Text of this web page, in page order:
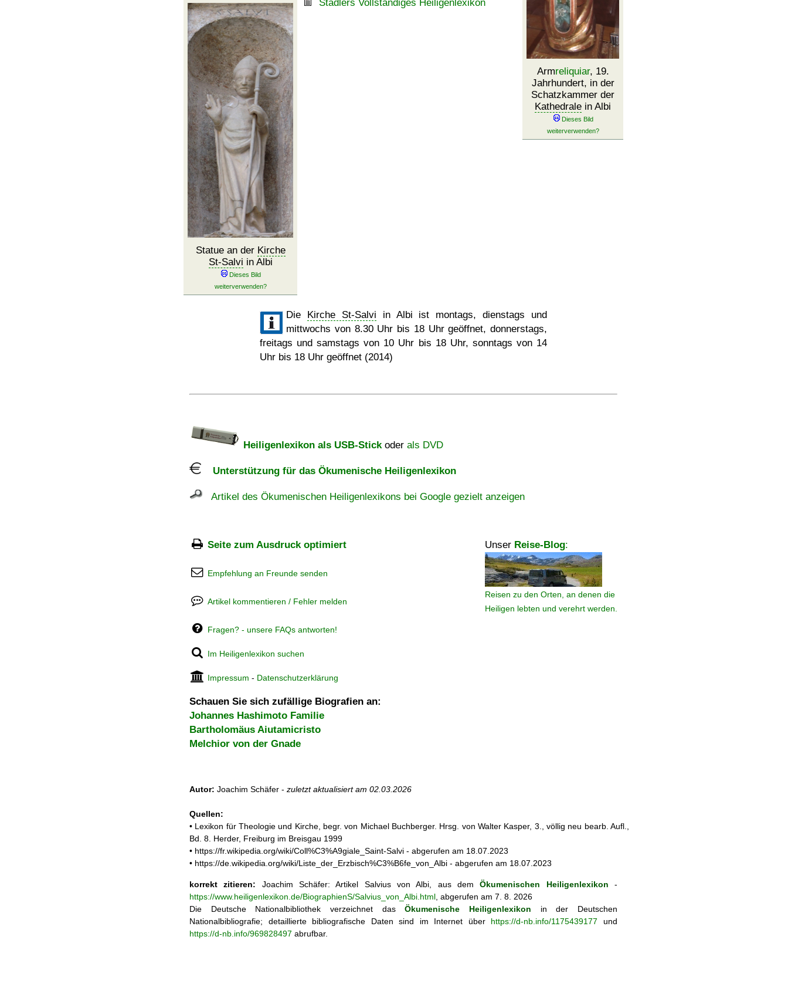
Armreliquiar, 19.
Jahrhundert, in der
Schatzkammer der
Kathedrale in Albi
Statue an der Kirche
St-Salvi in Albi
Stadlers Vollständiges Heiligenlexikon
Die Kirche St-Salvi in Albi ist montags, dienstags und
mittwochs von 8.30 Uhr bis 18 Uhr geöffnet, donnerstags,
freitags und samstags von 10 Uhr bis 18 Uhr, sonntags von 14
Uhr bis 18 Uhr geöffnet (2014)
Heiligenlexikon als USB-Stickoder als DVD
Unterstützung für das Ökumenische Heiligenlexikon
Artikel des Ökumenischen Heiligenlexikons bei Google gezielt anzeigen
Seite zum Ausdruck optimiert Unser Reise-Blog:
Reisen zu den Orten, an denen die
Heiligen lebten und verehrt werden.
Empfehlung an Freunde senden
Artikel kommentieren / Fehler melden
Fragen? - unsere FAQs antworten!
Im Heiligenlexikon suchen
Impressum - Datenschutzerklärung
Schauen Sie sich zufällige Biografien an:
Johannes Hashimoto Familie
Bartholomäus Aiutamicristo
Melchior von der Gnade
Autor: Joachim Schäfer - zuletzt aktualisiert am 02.03.2026
Quellen:
• Lexikon für Theologie und Kirche, begr. von Michael Buchberger. Hrsg. von Walter Kasper, 3., völlig neu bearb. Aufl.,
Bd. 8. Herder, Freiburg im Breisgau 1999
• https://fr.wikipedia.org/wiki/Coll%C3%A9giale_Saint-Salvi - abgerufen am 18.07.2023
• https://de.wikipedia.org/wiki/Liste_der_Erzbisch%C3%B6fe_von_Albi - abgerufen am 18.07.2023
korrekt zitieren: Joachim Schäfer: Artikel Salvius von Albi, aus demÖkumenischen Heiligenlexikon -
https://www.heiligenlexikon.de/BiographienS/Salvius_von_Albi.html , abgerufen am 7. 8. 2026
Die Deutsche Nationalbibliothek verzeichnet dasÖkumenische Heiligenlexikon in der Deutschen
Nationalbibliografie; detaillierte bibliografische Daten sind im Internet über https://d-nb.info/1175439177 und
https://d-nb.info/969828497 abrufbar.